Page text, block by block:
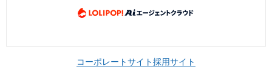
コーポレートサイト採用サイト